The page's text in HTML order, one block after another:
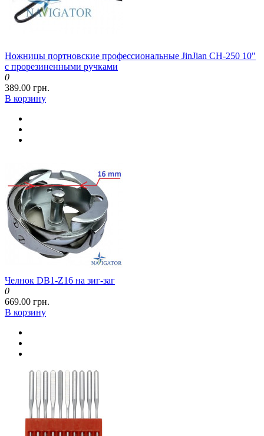
Ножницы портновские профессиональные JinJian CH-250 10"
с прорезиненными ручками
0
389.00 грн.
В корзину
Челнок DB1-Z16 на зиг-заг
0
669.00 грн.
В корзину